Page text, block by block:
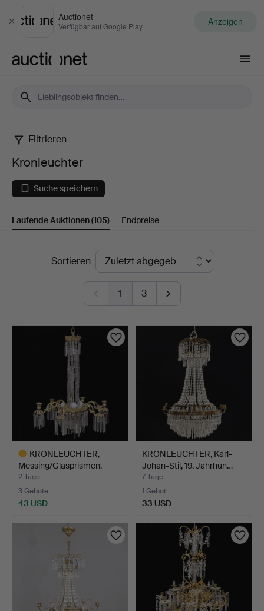
Schließen
Auctionet
Verfügbar auf Google Play Anzeigen
Kronleuchter
Filtrieren
Kronleuchter
Suche speichern
Laufende Auktionen(105) Endpreise
LaufendeSortieren
1 3
KRONLEUCHTER,
Messing/Glasprismen,
19./20.…
2 Tage
3 Gebote
43 USD
KRONLEUCHTER, Karl-
Johan-Stil, 19. Jahrhun…
7 Tage
1 Gebot
33 USD